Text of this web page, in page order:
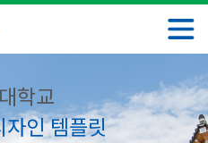
학교
자인 템플릿